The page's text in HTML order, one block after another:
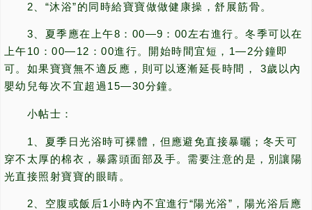
2、“沐浴”的同時給寶寶做做健康操，舒展筋骨。
3、夏季應在上午8：00—9：00左右進行。冬季可以在
上午10：00—12：00進行。開始時間宜短，1—2分鐘即
可。如果寶寶無不適反應，則可以逐漸延長時間， 3歲以內
嬰幼兒每次不宜超過15—30分鐘。
小帖士：
1、夏季日光浴時可裸體，但應避免直接暴曬；冬天可
穿不太厚的棉衣，暴露頭面部及手。需要注意的是，別讓陽
光直接照射寶寶的眼睛。
2、空腹或飯后1小時內不宜進行“陽光浴”，陽光浴后應